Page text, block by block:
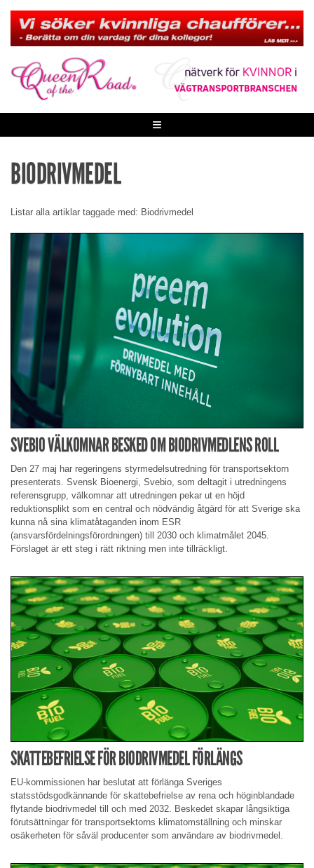
content
≡
BIODRIVMEDEL
Listar alla artiklar taggade med: Biodrivmedel
SVEBIO VÄLKOMNAR BESKED OM BIODRIVMEDLENS ROLL
Den 27 maj har regeringens styrmedelsutredning för transportsektorn
presenterats. Svensk Bioenergi, Svebio, som deltagit i utredningens
referensgrupp, välkomnar att utredningen pekar ut en höjd
reduktionsplikt som en central och nödvändig åtgärd för att Sverige ska
kunna nå sina klimatåtaganden inom ESR
(ansvarsfördelningsförordningen) till 2030 och klimatmålet 2045.
Förslaget är ett steg i rätt riktning men inte tillräckligt.
SKATTEBEFRIELSE FÖR BIODRIVMEDEL FÖRLÄNGS
EU-kommissionen har beslutat att förlänga Sveriges
statsstödsgodkännande för skattebefrielse av rena och höginblandade
flytande biodrivmedel till och med 2032. Beskedet skapar långsiktiga
förutsättningar för transportsektorns klimatomställning och minskar
osäkerheten för såväl producenter som användare av biodrivmedel.